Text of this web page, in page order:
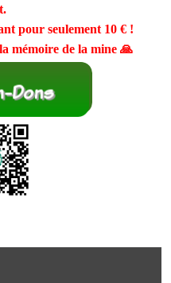
pour seulement 10 €!
mémoire de la mine 🙏